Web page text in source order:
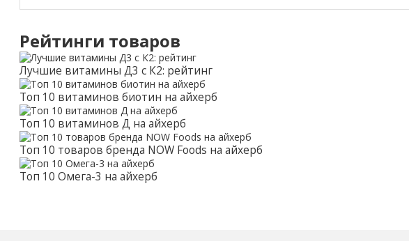
Рейтинги товаров
Лучшие витамины Д3 с К2: рейтинг
Топ 10 витаминов биотин на айхерб
Топ 10 витаминов Д на айхерб
Топ 10 товаров бренда NOW Foods на айхерб
Топ 10 Омега-3 на айхерб